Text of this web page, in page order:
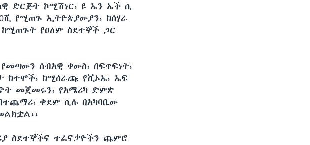
ድርጅት ኮሚሽነር፣ ዩ ኤን ኤች ሲ
የሚጠጉ ኢትዮጵያውያን፣ ከሰሃራ
የዐለም ስደተኞች ጋር
ሰብአዊ ቀውስ፣ በፍጥፍነት፣
ከተሞች፣ ከሚሰራጩ የቪኦኤ፣ ኤፍ
መጀመሩን፣ የአሜሪካ ድምጽ
ቀደም ሲሉ በአካባቢው
ስደተኞችና ተፈናቃዮችን ጨምሮ